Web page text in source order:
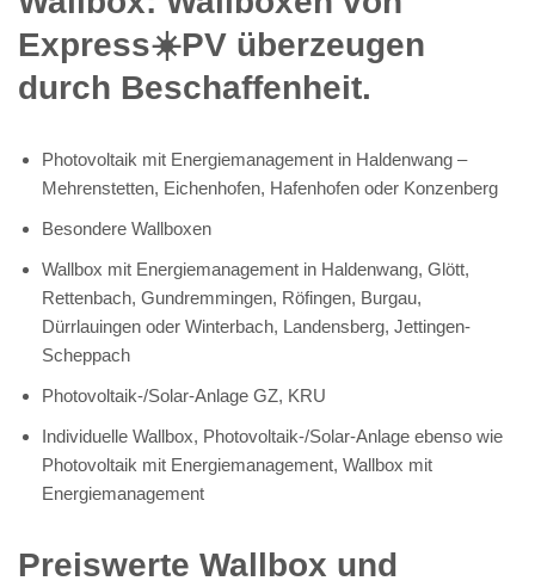
Express☀️PV️ überzeugen
durch Beschaffenheit.
Photovoltaik mit Energiemanagement in Haldenwang –
Mehrenstetten, Eichenhofen, Hafenhofen oder Konzenberg
Besondere Wallboxen
Wallbox mit Energiemanagement in Haldenwang, Glött,
Rettenbach, Gundremmingen, Röfingen, Burgau,
Dürrlauingen oder Winterbach, Landensberg, Jettingen-
Scheppach
Photovoltaik-/Solar-Anlage GZ, KRU
Individuelle Wallbox, Photovoltaik-/Solar-Anlage ebenso wie
Photovoltaik mit Energiemanagement, Wallbox mit
Energiemanagement
Preiswerte Wallbox und